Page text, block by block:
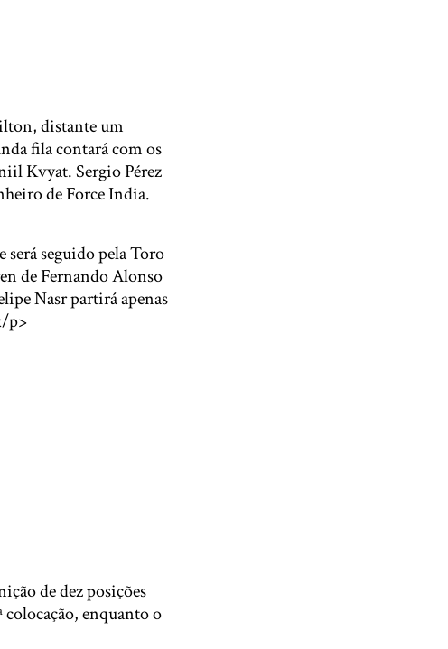
distante um
fila contará com os
Kvyat. Sergio Pérez
de Force India.
seguido pela Toro
de Fernando Alonso
Nasr partirá apenas
p>
de dez posições
enquanto o